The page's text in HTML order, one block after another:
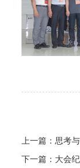
上一篇： 思考
下一篇： 大会